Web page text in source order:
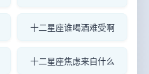
十二星座谁喝酒难受啊
十二星座焦虑来自什么